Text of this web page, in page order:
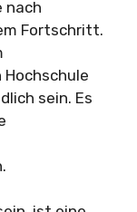
nach
Fortschritt.
sein. Es